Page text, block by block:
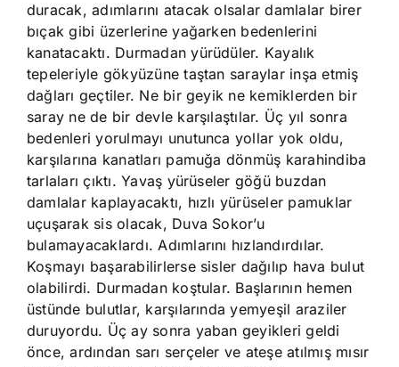
duracak, adımlarını atacak olsalar damlalar birer
bıçak gibi üzerlerine yağarken bedenlerini
kanatacaktı. Durmadan yürüdüler. Kayalık
tepeleriyle gökyüzüne taştan saraylar inşa etmiş
dağları geçtiler. Ne bir geyik ne kemiklerden bir
saray ne de bir devle karşılaştılar. Üç yıl sonra
bedenleri yorulmayı unutunca yollar yok oldu,
karşılarına kanatları pamuğa dönmüş karahindiba
tarlaları çıktı. Yavaş yürüseler göğü buzdan
damlalar kaplayacaktı, hızlı yürüseler pamuklar
uçuşarak sis olacak, Duva Sokor’u
bulamayacaklardı. Adımlarını hızlandırdılar.
Koşmayı başarabilirlerse sisler dağılıp hava bulut
olabilirdi. Durmadan koştular. Başlarının hemen
üstünde bulutlar, karşılarında yemyeşil araziler
duruyordu. Üç ay sonra yaban geyikleri geldi
önce, ardından sarı serçeler ve ateşe atılmış mısır